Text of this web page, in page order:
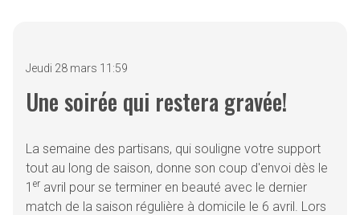
Jeudi 28 mars 11:59
Une soirée qui restera gravée!
La semaine des partisans, qui souligne votre support
tout au long de saison, donne son coup d'envoi dès le
1 er avril pour se terminer en beauté avec le dernier
match de la saison régulière à domicile le 6 avril. Lors